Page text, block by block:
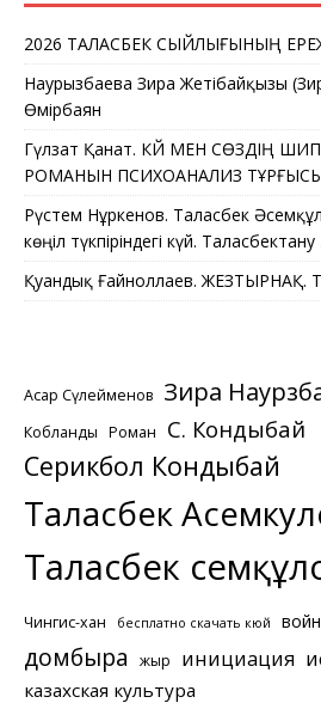
2026 ТАЛАСБЕК СЫЙЛЫҒЫНЫҢ
Наурызбаева Зира Жетібайқызы
Өмірбаян
Гүлзат Қанат. КҮЙ МЕН СӨЗДІҢ
РОМАНЫН ПСИХОАНАЛИЗ
Рүстем Нұркенов. Таласбек
көңіл түкпіріндегі күй.
Қуандық Ғайноллаев. ЖЕЗТЫРНАҚ.
Асқар Сүлейменов Зира
Кобланды Роман С. Кондыбай
Серикбол Кондыбай
Таласбек
Таласбек
Чингис-хан бесплатно скачать кюй
домбыра жыр инициация
казахская культура